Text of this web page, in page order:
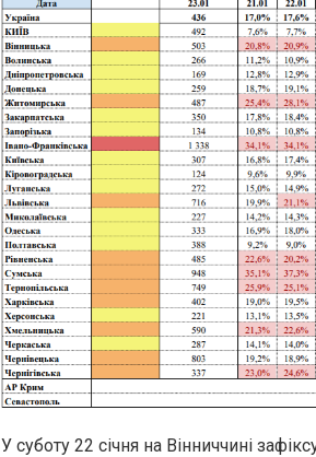
У суботу 22 січня на Вінниччині